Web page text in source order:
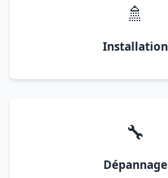
🚿
Installation
🔧
Dépannage